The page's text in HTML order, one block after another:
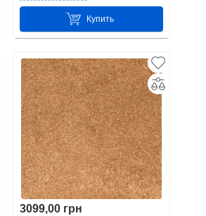
Купить
3099,00 грн